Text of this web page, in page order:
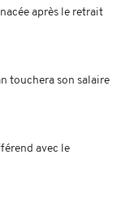
après le retrait
touchera son salaire
avec le